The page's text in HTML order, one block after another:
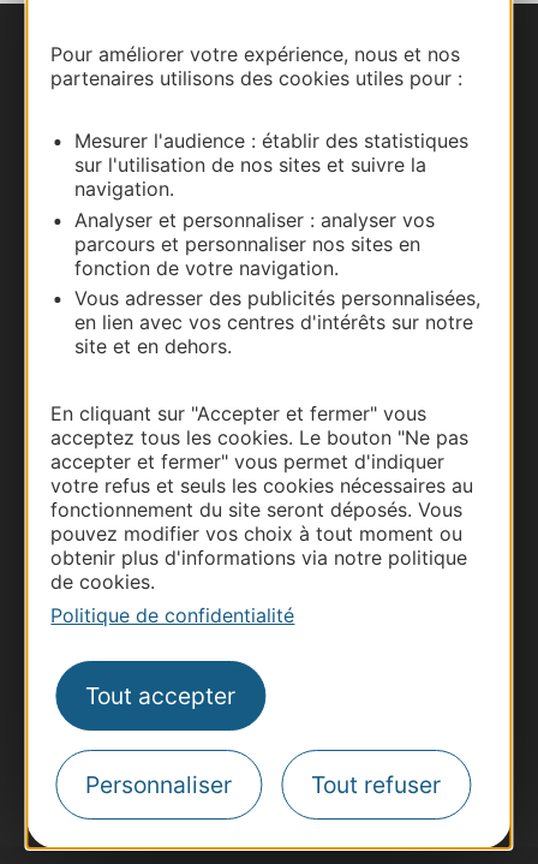
Pour améliorer votre expérience, nous et nos
partenaires utilisons des cookies utiles pour :
Mesurer l'audience : établir des statistiques
sur l'utilisation de nos sites et suivre la
navigation.
Analyser et personnaliser : analyser vos
parcours et personnaliser nos sites en
fonction de votre navigation.
Vous adresser des publicités personnalisées,
en lien avec vos centres d'intérêts sur notre
site et en dehors.
En cliquant sur "Accepter et fermer" vous
acceptez tous les cookies. Le bouton "Ne pas
accepter et fermer" vous permet d'indiquer
votre refus et seuls les cookies nécessaires au
fonctionnement du site seront déposés. Vous
pouvez modifier vos choix à tout moment ou
obtenir plus d'informations via notre politique
de cookies.
Politique de confidentialité
Tout accepter
Personnaliser Tout refuser
Nous contacter
Documentation
Thermalisme
Business/Mice
Pros d'Occitanie
Site presse et d'influence
Voyagistes
Inscrivez-vous à la lettre d'information
Destination Occitanie pour recevoir des
suggestions de séjours, de visites et de sorties.
Je m'abonne